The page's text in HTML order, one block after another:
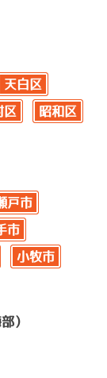
天白区
区 昭和区
戸市
市
小牧市
）